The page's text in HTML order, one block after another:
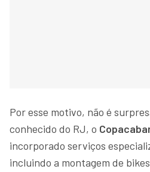
Por esse motivo, não é
conhecido do RJ, o
incorporado serviços
incluindo a montagem de